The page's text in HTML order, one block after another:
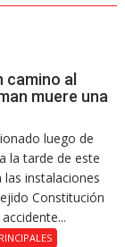
al
muere una
luego de
la tarde de este
instalaciones
Constitución